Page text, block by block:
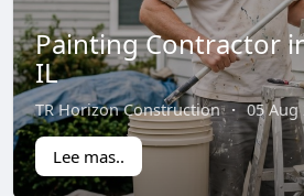
Painting Contractor
IL
TR Horizon Construction · 05 Aug
Lee mas..